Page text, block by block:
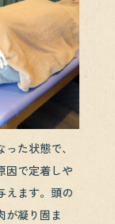
た状態で、
因で定着しや
えます。頭の
が凝り固ま